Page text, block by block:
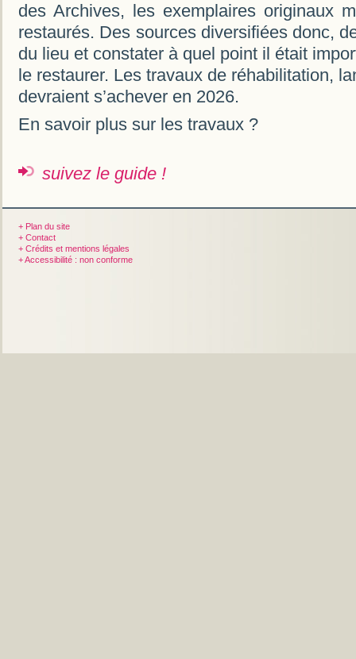
des Archives, les exemplaires originaux
restaurés. Des sources diversifiées donc,
du lieu et constater à quel point il était
le restaurer. Les travaux de réhabilitation,
devraient s’achever en 2026.
En savoir plus sur les travaux ?
suivez le guide !
+ Plan du site
+ Contact
+ Crédits et mentions légales
+ Accessibilité : non conforme